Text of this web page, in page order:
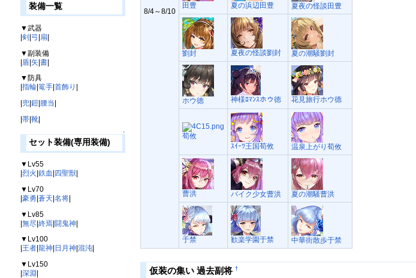
装備一覧
▼武器
剣 弓 扇
▼副装備
| 盾|矢|書|
▼防具
指輪| 篭手| 首飾り
兜| 鎧| 腰当
|帯|靴|
↑
セット装備(専用装備)
▼Lv55
烈火 鉄血 四聖獣|
▼Lv70
|豪勇|蒼天|名将|
▼Lv85
|無尽|終焉|闘鬼神|
▼Lv100
王者| 龍神| 日月神| 混沌|
▼Lv150
|深淵|
8/4～8/10
田豊 夏の浜辺田豊 夏夜の怪談田豊
劉封 夏夜の怪談劉封 夏の潮騒劉封
ホウ徳 神様ﾛﾏﾝｽホウ徳 花見旅行ホウ德
荀攸
ｽｲｰﾂ王国荀攸
温泉上がり荀攸
曹洪 バイク少女曹洪 夏の潮騒曹洪
于禁 歓楽学園于禁 中華街散歩于禁
仮装の集い 過去副将 †